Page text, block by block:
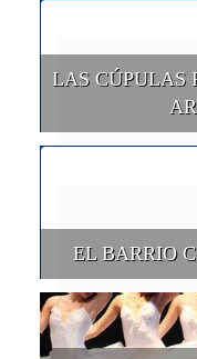
LAS CÚPULAS
EL BARRIO